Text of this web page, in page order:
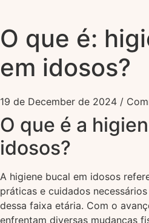
O que é:
em idosos?
19 de December de 2024 /
O que é a
idosos?
A higiene bucal em idosos
práticas e cuidados
dessa faixa etária. Com o
enfrentam diversas mudanças